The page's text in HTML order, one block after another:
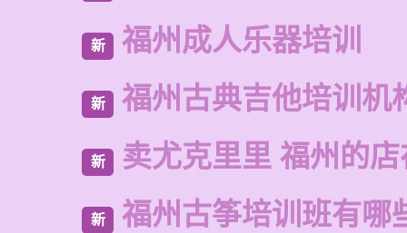
新 福州成人乐器培训
新 福州古典吉他培训机
新 卖尤克里里 福州的
新 福州古筝培训班有哪